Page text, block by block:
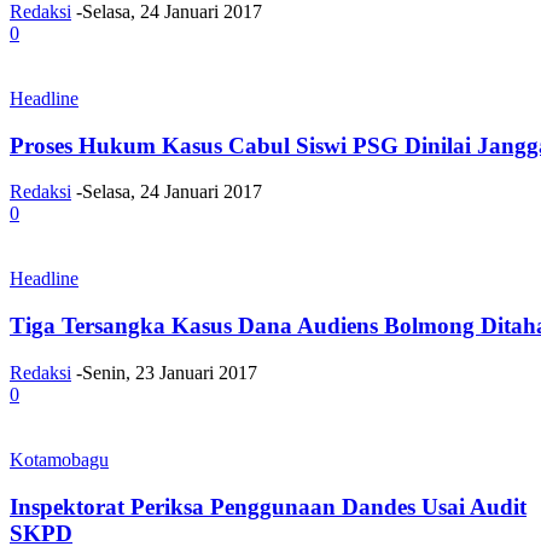
Redaksi -Selasa, 24 Januari 2017
0
Headline
Proses Hukum Kasus Cabul Siswi PSG Dinilai
Redaksi -Selasa, 24 Januari 2017
0
Headline
Tiga Tersangka Kasus Dana Audiens Bolmong
Redaksi -Senin, 23 Januari 2017
0
Kotamobagu
Inspektorat Periksa Penggunaan Dandes Usai Audit
SKPD